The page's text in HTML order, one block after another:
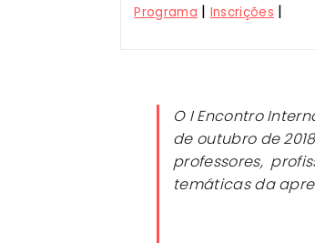
Programa | Inscrições |
O I Encontro
de outubro de
professores,
temáticas da